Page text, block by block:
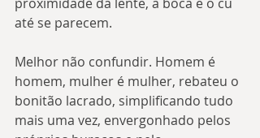
até se parecem.
Melhor não confundir. Homem é
homem, mulher é mulher, rebateu o
bonitão lacrado, simplificando tudo
mais uma vez, envergonhado pelos